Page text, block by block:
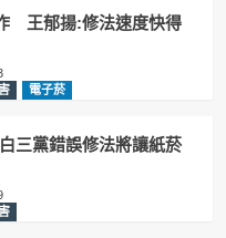
國新首相柏南 王郁揚:先
反增 王郁揚:藍綠白三黨
王郁揚:修法速度快得
電子菸
三黨錯誤修法將讓紙菸